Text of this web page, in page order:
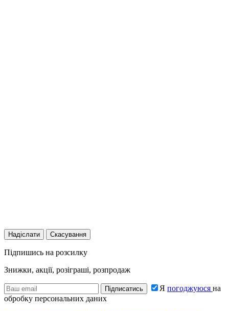
Надіслати Скасування
Підпишись на розсилку
Знижки, акції, розіграші, розпродаж
Підписатись Я погоджуюся на
обробку персональних даних